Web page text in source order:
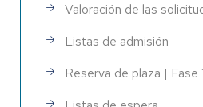
Valoración de las
Listas de admisión
Reserva de plaza | Fase